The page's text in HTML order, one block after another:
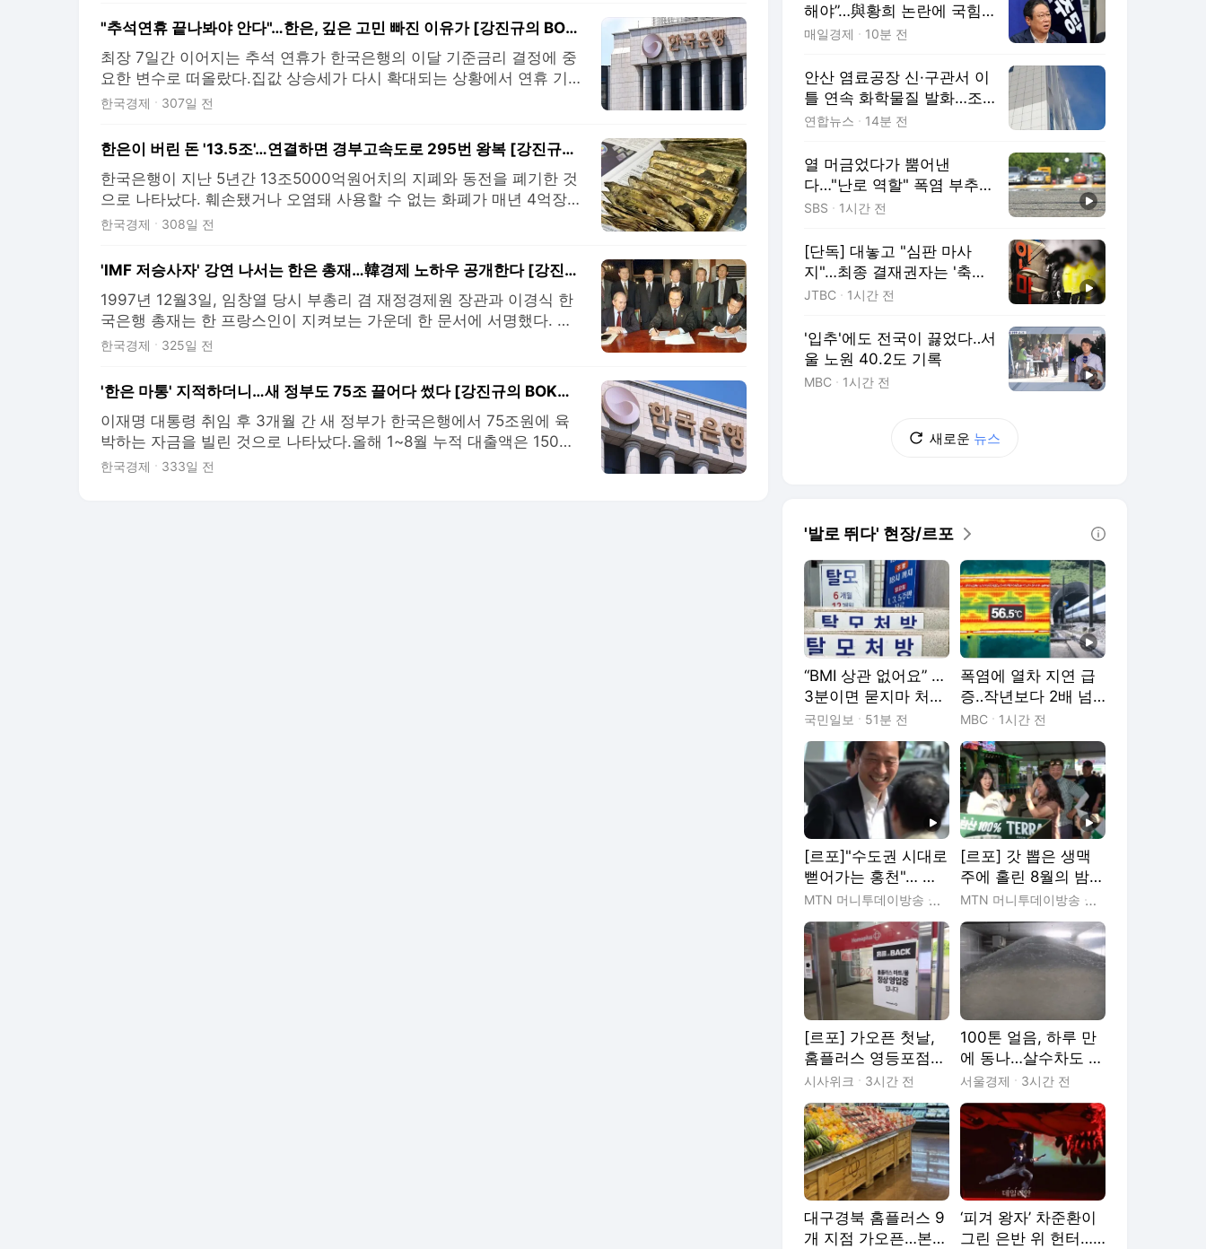
서 잘 알고 있는데 마이크로이노베이션 이런 쪽의 산업조직론(IO)을 전
공했던 교수"
"추석연휴 끝나봐야 안다"…한은, 깊은 고민 빠진 이유가 [강진규의 BOK워치]
최장 7일간 이어지는 추석 연휴가 한국은행의 이달 기준금리 결정에 중
요한 변수로 떠올랐다.집값 상승세가 다시 확대되는 상황에서 연휴 기간
가계의 부동산 관련 의사결정이 이후 추이에 영향을 줄 가능성이 높다는
고 있다. ○한은 "추석 이후 집값 추이 확인" 3일 한은에 따르면 이달 2
3일
한국경제 307일 전
한은이 버린 돈 '13.5조'…연결하면 경부고속도로 295번 왕복 [강진규의 BOK워치]
한국은행이 지난 5년간 13조5000억원어치의 지폐와 동전을 폐기한 것
으로 나타났다. 훼손됐거나 오염돼 사용할 수 없는 화폐가 매년 4억장
넘게 회수되고 있다. 3일 한은이 국회 기획재정위원회 소속 국민의힘 박
총 19억6400만장의 화폐를 폐기했다. 액면가로 따지면 13조5636억원
한국경제 308일 전
'IMF 저승사자' 강연 나서는 한은 총재…韓경제 노하우 공개한다 [강진규의 BOK워치]
1997년 12월3일, 임창열 당시 부총리 겸 재정경제원 장관과 이경식 한
국은행 총재는 한 프랑스인이 지켜보는 가운데 한 문서에 서명했다. 국
제통화기금(IMF)으로부터 550억달러 규모의 긴급자금지원을 받기 위
조정과 재정·통화 긴축이 이어졌다. 이 프랑스인은 IMF의 '저승사자', '식
민
한국경제 325일 전
'한은 마통' 지적하더니…새 정부도 75조 끌어다 썼다 [강진규의 BOK워치]
이재명 대통령 취임 후 3개월 간 새 정부가 한국은행에서 75조원에 육
박하는 자금을 빌린 것으로 나타났다.올해 1~8월 누적 대출액은 150조
원에 달했다. 8일 박성훈 국민의힘 의원이 한은에서 제출받은 자료에 따
한국경제 333일 전
해야”…與황희 논란에 국힘
‘쓴소리’[종합]
매일경제 10분 전
안산 염료공장 신·구관서 이
틀 연속 화학물질 발화…조치
완료(종합)
연합뉴스 14분 전
열 머금었다가 뿜어낸
다…"난로 역할" 폭염 부추긴
정체
SBS 1시간 전
[단독] 대놓고 "심판 마사
지"…최종 결재권자는 '축협
부회장'
JTBC 1시간 전
'입추'에도 전국이 끓었다‥서
울 노원 40.2도 기록
MBC 1시간 전
새로운 뉴스
'발로 뛰다' 현장/르포
“BMI 상관 없어요” …
3분이면 묻지마 처방
전
국민일보 51분 전
폭염에 열차 지연 급
증‥작년보다 2배 넘
어 "탈선 위험 막으
려"
MBC 1시간 전
[르포]"수도권 시대로
뻗어가는 홍천"… 우
상호 강원지사 "홍천
발전이 강원 경제 활
로" 전폭 지원
MTN 머니투데이방송 2시간 전
[르포] 갓 뽑은 생맥
주에 홀린 8월의 밤…
홍천 맥주축제, '골목
상권 활성화' 통했다
MTN 머니투데이방송
[르포] 가오픈 첫날,
홈플러스 영등포점
매장 가 보니
시사위크 3시간 전
100톤 얼음, 하루 만
에 동나…살수차도 쉴
틈 없이 달린다 [르
포]
서울경제 3시간 전
대구경북 홈플러스 9
개 지점 가오픈…본격
‘피겨 왕자’ 차준환이
그린 은반 위 헌터…